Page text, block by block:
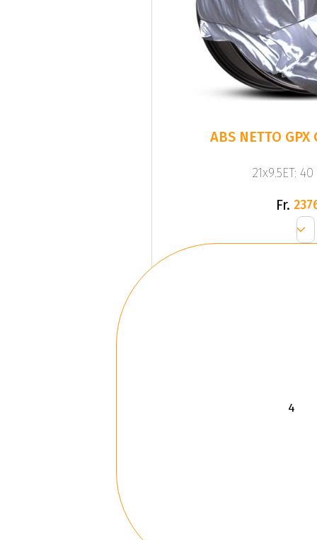
ABS NETTO GPX
21x9.5ET: 40
Fr.